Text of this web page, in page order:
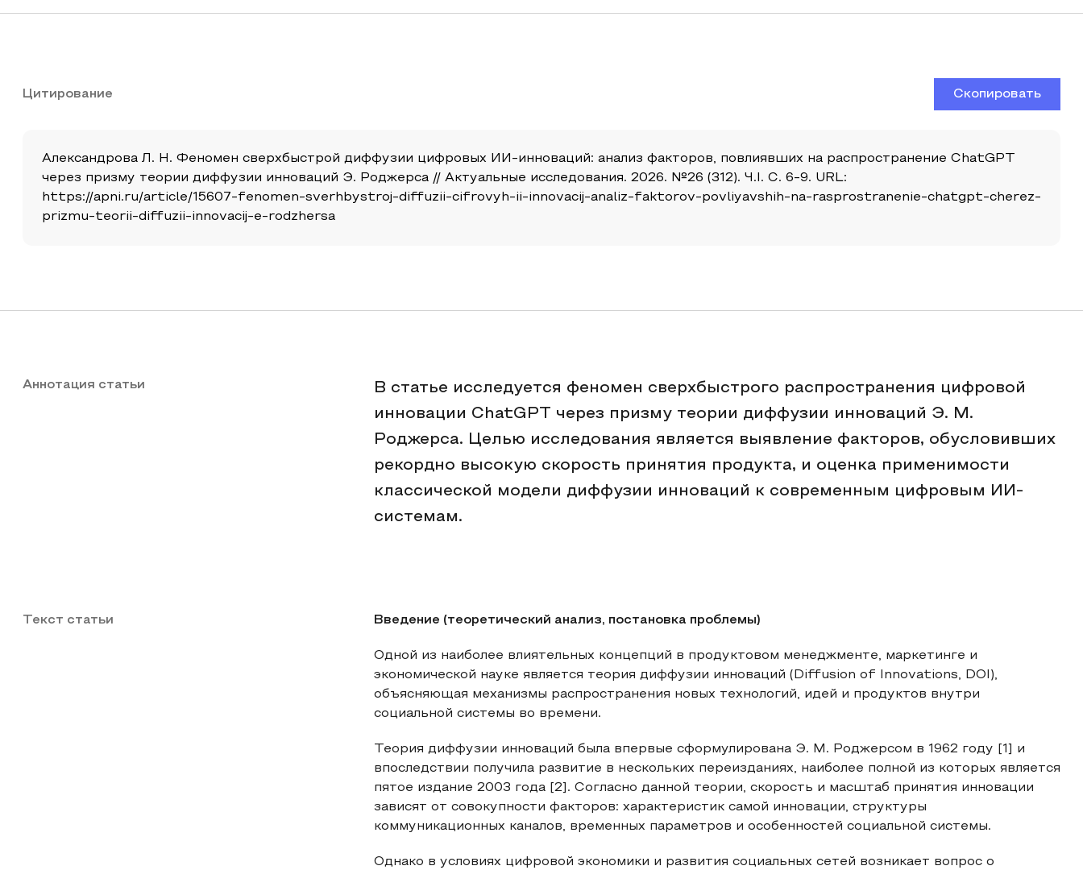
Цитирование Скопировать
Александрова Л. Н. Феномен сверхбыстрой диффузии цифровых ИИ-инноваций: анализ факторов, повлиявших на распространение ChatGPT
через призму теории диффузии инноваций Э. Роджерса // Актуальные исследования. 2026. №26 (312). Ч.I. С. 6-9. URL:
https://apni.ru/article/15607-fenomen-sverhbystroj-diffuzii-cifrovyh-ii-innovacij-analiz-faktorov-povliyavshih-na-rasprostranenie-chatgpt-cherez-
prizmu-teorii-diffuzii-innovacij-e-rodzhersa
Аннотация статьи
В статье исследуется феномен сверхбыстрого распространения цифровой
инновации ChatGPT через призму теории диффузии инноваций Э. М.
Роджерса. Целью исследования является выявление факторов, обусловивших
рекордно высокую скорость принятия продукта, и оценка применимости
классической модели диффузии инноваций к современным цифровым ИИ-
системам.
Текст статьи Введение (теоретический анализ, постановка проблемы)
Одной из наиболее влиятельных концепций в продуктовом менеджменте, маркетинге и
экономической науке является теория диффузии инноваций (Diffusion of Innovations, DOI),
объясняющая механизмы распространения новых технологий, идей и продуктов внутри
социальной системы во времени.
Теория диффузии инноваций была впервые сформулирована Э. М. Роджерсом в 1962 году [1] и
впоследствии получила развитие в нескольких переизданиях, наиболее полной из которых является
пятое издание 2003 года [2]. Согласно данной теории, скорость и масштаб принятия инновации
зависят от совокупности факторов: характеристик самой инновации, структуры
коммуникационных каналов, временных параметров и особенностей социальной системы.
Однако в условиях цифровой экономики и развития социальных сетей возникает вопрос о